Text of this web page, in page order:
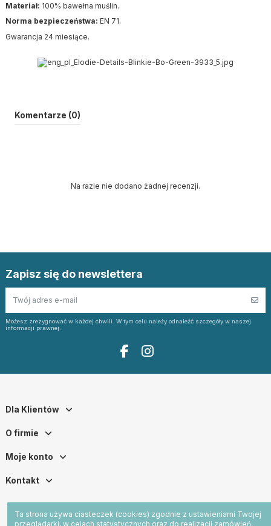
Materiał: 100% bawełna muślin.
Norma bezpieczeństwa: EN 71.
Gwarancja 24 miesiące.
Komentarze (0)
Na razie nie dodano żadnej recenzji.
Zapisz się do newslettera
Możesz zrezygnować w każdej chwili. W tym celu należy odnaleźć szczegóły w naszej
informacji prawnej.
Dla Klientów
O firmie
Moje konto
Kontakt
Ta strona używa ciasteczek (cookies) zgodnie z ustawieniami Twojej
przeglądarki, w celach statystycznych oraz do realizacji zamówień.